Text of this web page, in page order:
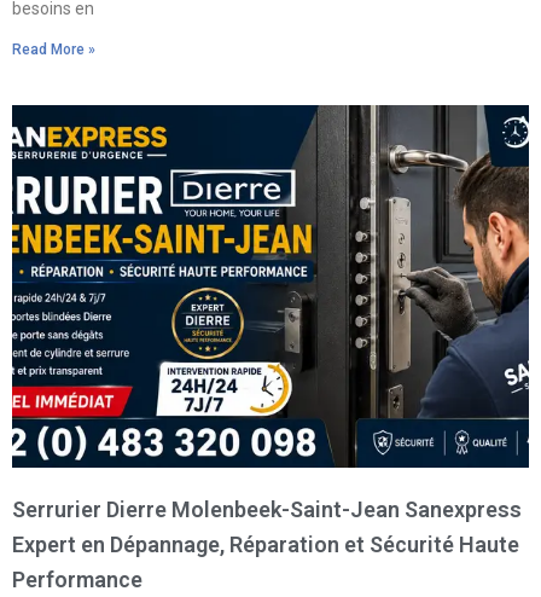
besoins en
Read More »
Serrurier Dierre Molenbeek-Saint-Jean Sanexpress
Expert en Dépannage, Réparation et Sécurité Haute
Performance